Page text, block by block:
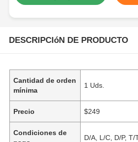
DESCRIPCIóN DE PRODUCTO
Cantidad de orden
mínima
1 Uds.
Precio $249
Condiciones de
D/A, L/C, D/P,